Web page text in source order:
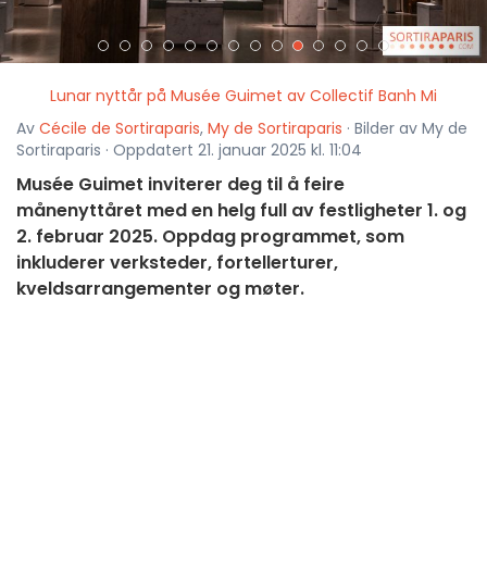
Lunar nyttår på Musée Guimet av Collectif Banh Mi
Av Cécile de Sortiraparis, My de Sortiraparis · Bilder av My de
Sortiraparis · Oppdatert 21. januar 2025 kl. 11:04
Musée Guimet inviterer deg til å feire
månenyttåret med en helg full av festligheter 1. og
2. februar 2025. Oppdag programmet, som
inkluderer verksteder, fortellerturer,
kveldsarrangementer og møter.